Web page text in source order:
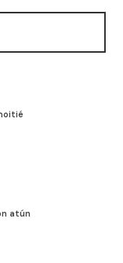
atún